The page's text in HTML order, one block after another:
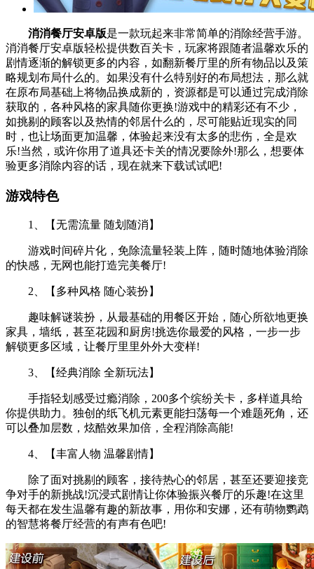
消消餐厅安卓版是一款玩起来非常简单的消除经营手游。
消消餐厅安卓版轻松提供数百关卡，玩家将跟随者温馨欢乐的
剧情逐渐的解锁更多的内容，如翻新餐厅里的所有物品以及策
略规划布局什么的。如果没有什么特别好的布局想法，那么就
在原布局基础上将物品换成新的，资源都是可以通过完成消除
获取的，各种风格的家具随你更换!游戏中的精彩还有不少，
如挑剔的顾客以及热情的邻居什么的，尽可能贴近现实的同
时，也让场面更加温馨，体验起来没有太多的悲伤，全是欢
乐!当然，或许你用了道具还卡关的情况要除外!那么，想要体
验更多消除内容的话，现在就来下载试试吧!
游戏特色
1、【无需流量 随划随消】
游戏时间碎片化，免除流量轻装上阵，随时随地体验消除
的快感，无网也能打造完美餐厅!
2、【多种风格 随心装扮】
趣味解谜装扮，从最基础的用餐区开始，随心所欲地更换
家具，墙纸，甚至花园和厨房!挑选你最爱的风格，一步一步
解锁更多区域，让餐厅里里外外大变样!
3、【经典消除 全新玩法】
手指轻划感受过瘾消除，200多个缤纷关卡，多样道具给
你提供助力。独创的纸飞机元素更能扫荡每一个难题死角，还
可以叠加层数，炫酷效果加倍，全程消除高能!
4、【丰富人物 温馨剧情】
除了面对挑剔的顾客，接待热心的邻居，甚至还要迎接竞
争对手的新挑战!沉浸式剧情让你体验振兴餐厅的乐趣!在这里
每天都在发生温馨有趣的新故事，用你和安娜，还有萌物鹦鹉
的智慧将餐厅经营的有声有色吧!